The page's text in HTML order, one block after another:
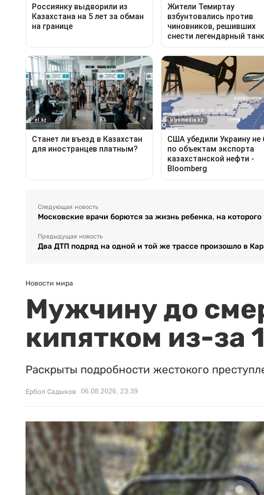
Следующая новость
Московские врачи борются за жизнь ребенка, на
Предыдущая новость
Два ДТП подряд на одной и той же трассе произошло в
Новости мира
Мужчину до
кипятком из-за
Раскрыты подробности жестокого
Ербол Садыков 06.08.2026, 23:39